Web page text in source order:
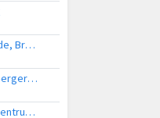
Lifeliner 4 naar Groningen Airport Eelde, Breeksterweg
Lifeliner 4 naar Westerwijtwerd, Vosbergerlaan
Lifeliner 4 naar Universitair Medisch Centrum Groningen